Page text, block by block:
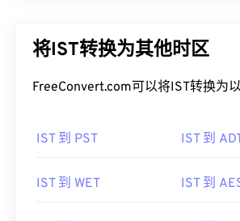
将IST转换为其他时区
FreeConvert.com可以将IST转换为
IST 到 PST IST 到
IST 到 WET IST 到